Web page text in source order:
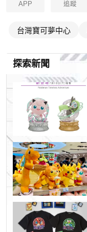
APP 追蹤
台灣寶可夢中心
探索新聞